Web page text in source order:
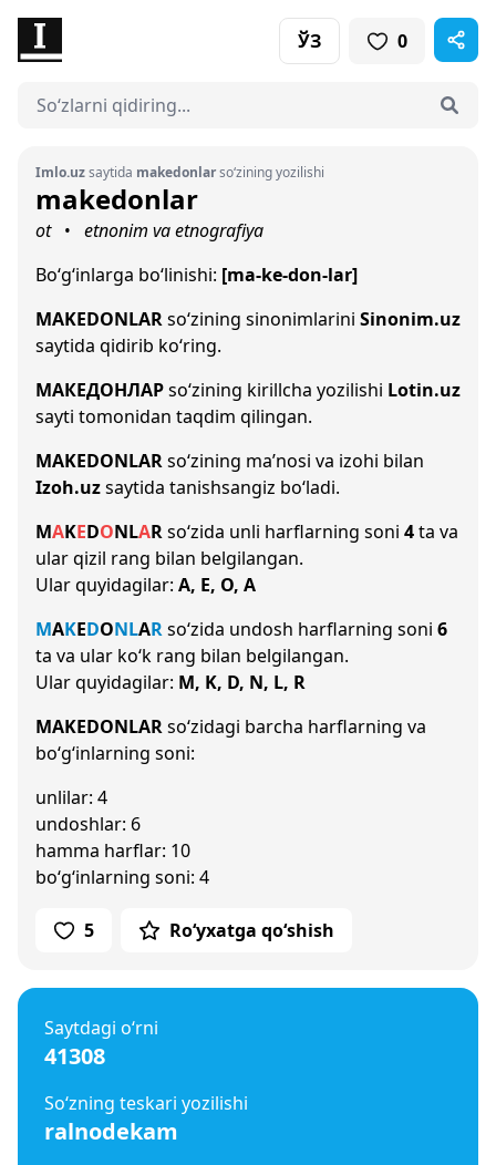
ЎЗ 0
Imlo.uzsaytida makedonlarso‘zining yozilishi
makedonlar
ot •
etnonim va etnografiya
Bo‘g‘inlarga bo‘linishi: [ma-ke-don-lar]
MAKEDONLARso‘zining sinonimlarini Sinonim.uz
saytida qidirib ko‘ring.
МАКЕДОНЛАРso‘zining kirillcha yozilishi Lotin.uz
sayti tomonidan taqdim qilingan.
MAKEDONLARso‘zining ma’nosi va izohi bilan
Izoh.uzsaytida tanishsangiz bo‘ladi.
MAKEDONLARso‘zida unli harflarning soni 4ta va
ular qizil rang bilan belgilangan.
Ular quyidagilar: A, E, O, A
MAKEDONLARso‘zida undosh harflarning soni 6
ta va ular ko‘k rang bilan belgilangan.
Ular quyidagilar: M, K, D, N, L, R
MAKEDONLARso‘zidagi barcha harflarning va
bo‘g‘inlarning soni:
unlilar: 4
undoshlar: 6
hamma harflar: 10
bo‘g‘inlarning soni: 4
5 Ro‘yxatga qo‘shish
Saytdagi o‘rni
41308
So‘zning teskari yozilishi
ralnodekam